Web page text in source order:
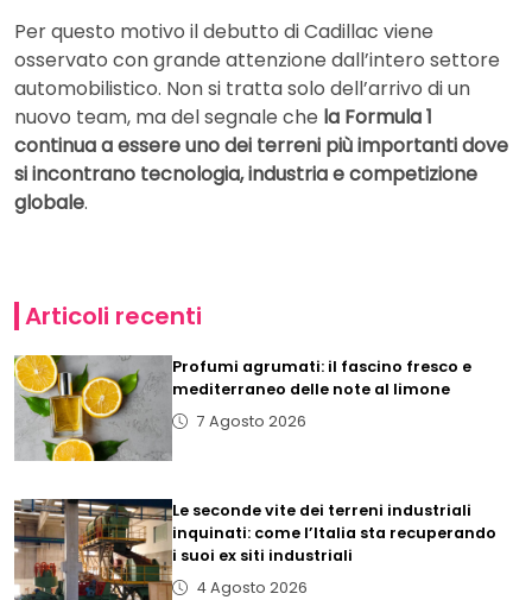
Per questo motivo il debutto di Cadillac viene
osservato con grande attenzione dall’intero settore
automobilistico. Non si tratta solo dell’arrivo di un
nuovo team, ma del segnale che la Formula 1
continua a essere uno dei terreni più importanti dove
si incontrano tecnologia, industria e competizione
globale.
Articoli recenti
Profumi agrumati: il fascino fresco e
mediterraneo delle note al limone
7 Agosto 2026
Le seconde vite dei terreni industriali
inquinati: come l’Italia sta recuperando
i suoi ex siti industriali
4 Agosto 2026